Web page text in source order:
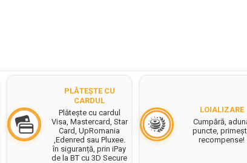
PLĂTEȘTE CU
CARDUL
Plătește cu cardul
Visa, Mastercard, Star
Card, UpRomania
,Edenred sau Pluxee.
în siguranță, prin iPay
de la BT cu 3D Secure
LOIALIZARE
Cumpără,
puncte,
recompense!